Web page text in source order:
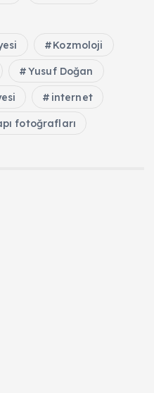
Kozmoloji
Yusuf Doğan
internet
fotoğrafları